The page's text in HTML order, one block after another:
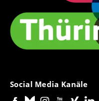
Social Media Kanäle